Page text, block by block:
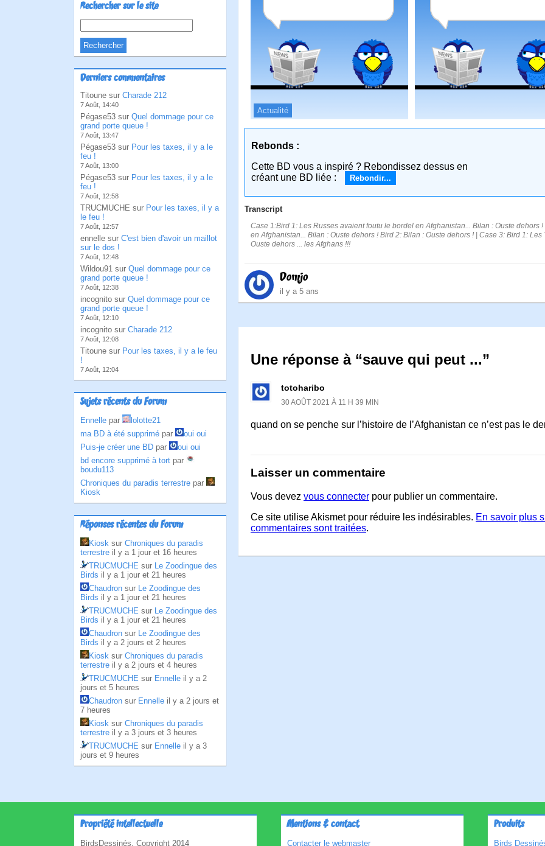
Rechercher sur le site
Derniers commentaires
Titoune sur Charade 212
7 Août, 14:40
Pégase53 sur Quel dommage pour ce
grand porte queue !
7 Août, 13:47
Pégase53 sur Pour les taxes, il y a le
feu !
7 Août, 13:00
Pégase53 sur Pour les taxes, il y a le
feu !
7 Août, 12:58
TRUCMUCHE sur Pour les taxes, il y a
le feu !
7 Août, 12:57
ennelle sur C'est bien d'avoir un maillot
sur le dos !
7 Août, 12:48
Wildou91 sur Quel dommage pour ce
grand porte queue !
7 Août, 12:38
incognito sur Quel dommage pour ce
grand porte queue !
7 Août, 12:10
incognito sur Charade 212
7 Août, 12:08
Titoune sur Pour les taxes, il y a le feu
!
7 Août, 12:04
Sujets récents du Forum
Ennelle par
lolotte21
ma BD à été supprimé par
oui oui
Puis-je créer une BD par
oui oui
bd encore supprimé à tort par
boudu113
Chroniques du paradis terrestre par
Kiosk
Réponses récentes du Forum
Kiosk sur Chroniques du paradis
terrestre il y a 1 jour et 16 heures
TRUCMUCHE sur Le Zoodingue des
Birds il y a 1 jour et 21 heures
Chaudron sur Le Zoodingue des
Birds il y a 1 jour et 21 heures
TRUCMUCHE sur Le Zoodingue des
Birds il y a 1 jour et 21 heures
Chaudron sur Le Zoodingue des
Birds il y a 2 jours et 2 heures
Kiosk sur Chroniques du paradis
terrestre il y a 2 jours et 4 heures
TRUCMUCHE sur Ennelle il y a 2
jours et 5 heures
Chaudron sur Ennelle il y a 2 jours et
7 heures
Kiosk sur Chroniques du paradis
terrestre il y a 3 jours et 3 heures
TRUCMUCHE sur Ennelle il y a 3
jours et 9 heures
Actualité
Rebonds :
Cette BD vous a inspiré ? Rebondissez dessus en
créant une BD liée :
Rebondir...
Transcript
Case 1:Bird 1: Les Russes avaient foutu le bordel en Afghanistan... Bilan : Ouste dehors
en Afghanistan... Bilan : Ouste dehors ! Bird 2: Bilan : Ouste dehors ! | Case 3: Bird 1:
Ouste dehors ... les Afghans !!!
Domjo
il y a 5 ans
Une réponse à “sauve qui peut ...”
totoharibo
30 AOÛT 2021 À 11 H 39 MIN
quand on se penche sur l’histoire de l’Afghanistan ce n’est pas le
Laisser un commentaire
Vous devez vous connecter pour publier un commentaire.
Ce site utilise Akismet pour réduire les indésirables. En savoir plus
commentaires sont traitées.
Propriété intellectuelle
BirdsDessinés, Copyright 2014
Mentions & contact
Contacter le webmaster
Produits
Birds